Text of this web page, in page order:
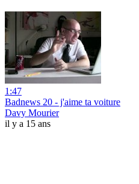
1:47
Badnews 20 - j'aime ta voiture
Davy Mourier
il y a 15 ans